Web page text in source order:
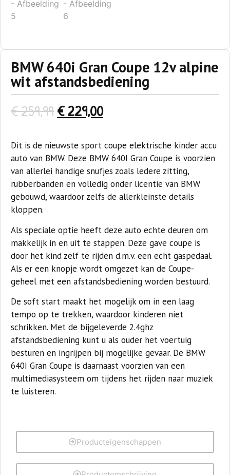
BMW 640i Gran Coupe 12v alpine
wit afstandsbediening
€259,99€229,00
Dit is de nieuwste sport coupe elektrische kinder accu
auto van BMW. Deze BMW 640I Gran Coupe is voorzien
van allerlei handige snufjes zoals ledere zitting,
rubberbanden en volledig onder licentie van BMW
gebouwd, waardoor zelfs de allerkleinste details
kloppen.
Als speciale optie heeft deze auto echte deuren om
makkelijk in en uit te stappen. Deze gave coupe is
door het kind zelf te rijden d.m.v. een echt gaspedaal.
Als er een knopje wordt omgezet kan de Coupe-
geheel met een afstandsbediening worden bestuurd.
De soft start maakt het mogelijk om in een laag
tempo op te trekken, waardoor kinderen niet
schrikken. Met de bijgeleverde 2.4ghz
afstandsbediening kunt u als ouder het voertuig
besturen en ingrijpen bij mogelijke gevaar. De BMW
640I Gran Coupe is daarnaast voorzien van een
multimediasysteem om tijdens het rijden naar muziek
te luisteren.
Producteigenschappen